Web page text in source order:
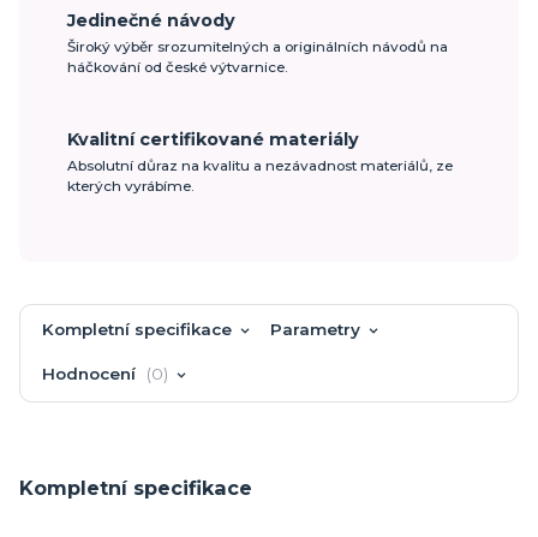
Jedinečné návody
Široký výběr srozumitelných a originálních návodů na
háčkování od české výtvarnice.
Kvalitní certifikované materiály
Absolutní důraz na kvalitu a nezávadnost materiálů, ze
kterých vyrábíme.
Kompletní specifikace Parametry
Hodnocení 0
Kompletní specifikace